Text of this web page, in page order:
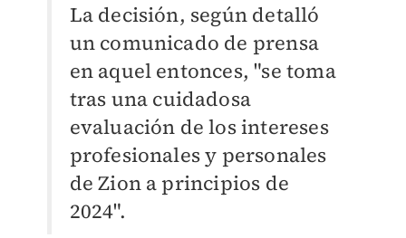
La decisión, según detalló
un comunicado de prensa
en aquel entonces, "se toma
tras una cuidadosa
evaluación de los intereses
profesionales y personales
de Zion a principios de
2024".